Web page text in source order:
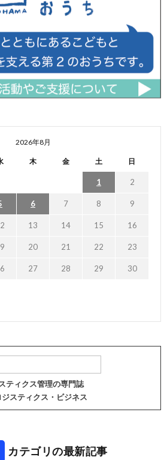
2026年8月
木 金 土 日
1 2
6 7 8 9
13 14 15 16
20 21 22 23
27 28 29 30
ティクス管理の専門誌
ジスティクス・ビジネス
カテゴリの最新記事